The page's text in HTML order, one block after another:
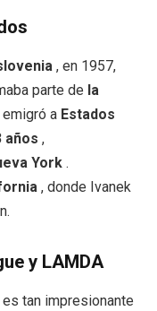
, en 1957,
parte de la
a Estados
años ,
York .
, donde Ivanek
y LAMDA
tan impresionante